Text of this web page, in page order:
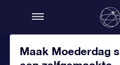
Maak Moederdag